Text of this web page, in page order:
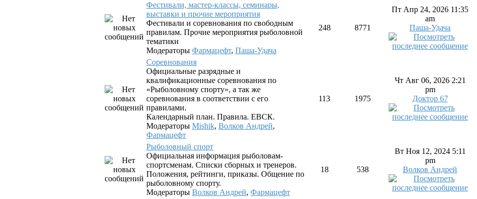
Фестивали, мастер-классы, семинары,
выставки и прочие мероприятия
Фестивали и соревнования по свободным
правилам. Прочие мероприятия рыболовной
тематики
Модераторы Фармацефт, Паша-Удача
248 8771
Пт Апр 24, 2026 11:35
am
Паша-Удача
Соревнования
Официальные разрядные и
квалификационные соревнования по
«Рыболовному спорту», а так же
соревнования в соответствии с его
правилами.
Календарный план. Правила. ЕВСК.
Модераторы Mishik, Волков Андрей,
Фармацефт
113 1975
Чт Авг 06, 2026 2:21
pm
Доктор 67
Рыболовный спорт
Официальная информация рыболовам-
спортсменам. Списки сборных и тренеров.
Положения, рейтинги, приказы. Общение по
рыболовному спорту.
Модераторы Волков Андрей, Фармацефт
18 538
Вт Ноя 12, 2024 5:11
pm
Волков Андрей